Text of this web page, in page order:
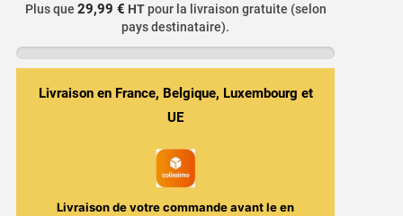
BP
(X5)
Plus que 29,99 € HTpour la livraison gratuite (selon
pays destinataire).
Livraison en France, Belgique, Luxembourg et
UE
Livraison de votre commande avant leen